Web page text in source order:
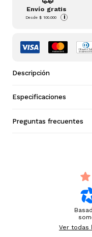
Envío gratis
Desde$ 100.000 i
Descripción
Especificaciones
Preguntas frecuentes
Ver todas